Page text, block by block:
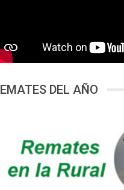
DEL AÑO